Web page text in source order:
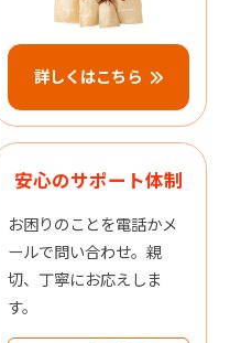
詳しくはこちら
安心のサポート体制
お困りのことを電話かメ
ールで問い合わせ。親
切、丁寧にお応えしま
す。